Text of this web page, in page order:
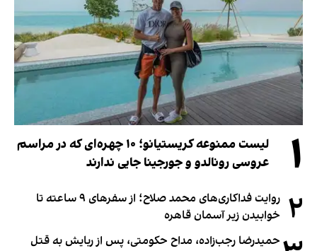
۱
لیست ممنوعه کریستیانو؛ ۱۰ چهره‌ای که در مراسم
عروسی رونالدو و جورجینا جایی ندارند
۲
روایت فداکاری‌های محمد صلاح؛ از سفرهای ۹ ساعته تا
خوابیدن زیر آسمان قاهره
حمیدرضا رجب‌زاده، مداح حکومتی، پس از ربایش به قتل